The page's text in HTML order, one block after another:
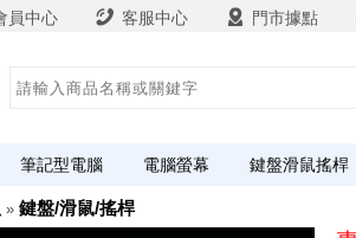
員中心 客服中心 門市據點
筆記型電腦 電腦螢幕 鍵盤滑鼠搖桿
» 鍵盤/滑鼠/搖桿